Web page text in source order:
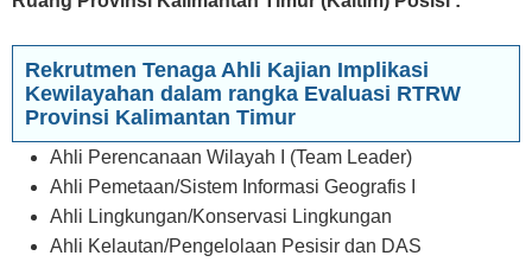
Rekrutmen Tenaga Ahli Kajian Implikasi
Kewilayahan dalam rangka Evaluasi RTRW
Provinsi Kalimantan Timur
Ahli Perencanaan Wilayah I (Team Leader)
Ahli Pemetaan/Sistem Informasi Geografis I
Ahli Lingkungan/Konservasi Lingkungan
Ahli Kelautan/Pengelolaan Pesisir dan DAS